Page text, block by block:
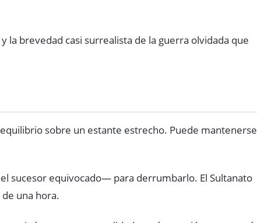
la brevedad casi surrealista de la guerra olvidada que
sobre un estante estrecho. Puede mantenerse
sucesor equivocado— para derrumbarlo. El Sultanato
una hora.